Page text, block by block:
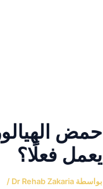
حمض
يعمل فعلًا؟
بواسطة Dr Rehab Zakaria
/